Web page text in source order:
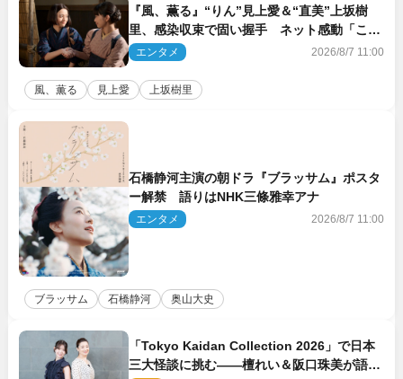
『風、薫る』“りん”見上愛＆“直美”上坂樹
里、感染収束で固い握手 ネット感動「この
バディは最強」「アツい」
エンタメ 2026/8/7 11:00
風、薫る 見上愛 上坂樹里
石橋静河主演の朝ドラ『ブラッサム』ポスタ
ー解禁 語りはNHK三條雅幸アナ
エンタメ 2026/8/7 11:00
ブラッサム 石橋静河 奥山大史
「Tokyo Kaidan Collection 2026」で日本
三大怪談に挑む――檀れい＆阪口珠美が語る